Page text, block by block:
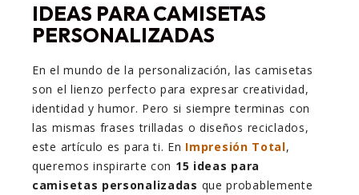
IDEAS PARA CAMISETAS
PERSONALIZADAS
En el mundo de la personalización, las camisetas
son el lienzo perfecto para expresar creatividad,
identidad y humor. Pero si siempre terminas con
las mismas frases trilladas o diseños reciclados,
este artículo es para ti. En Impresión Total,
queremos inspirarte con 15 ideas para
camisetas personalizadas que probablemente